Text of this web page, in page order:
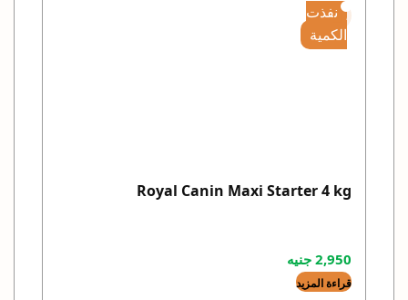
نفذت
الكمية
Royal Canin Maxi Starter 4 kg
2,950 جنيه
قراءة المزيد